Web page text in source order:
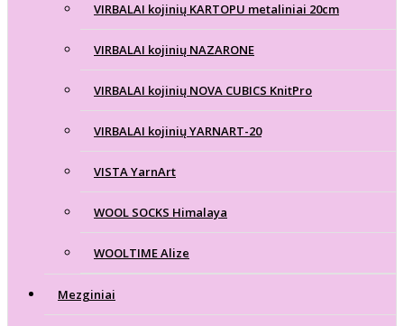
VIRBALAI kojinių KARTOPU metaliniai 20cm
VIRBALAI kojinių NAZARONE
VIRBALAI kojinių NOVA CUBICS KnitPro
VIRBALAI kojinių YARNART-20
VISTA YarnArt
WOOL SOCKS Himalaya
WOOLTIME Alize
Mezginiai